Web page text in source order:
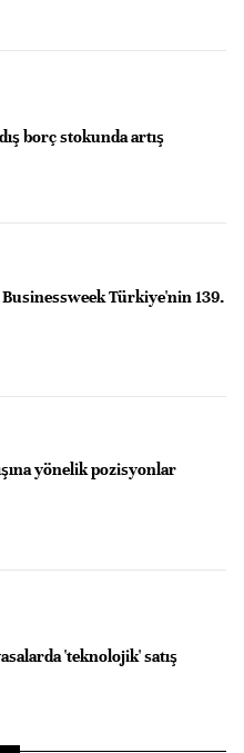
borç stokunda artış
Türkiye'nin 139.
yönelik pozisyonlar
'teknolojik' satış